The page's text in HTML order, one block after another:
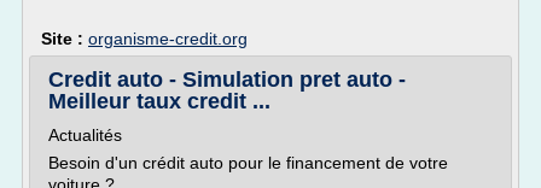
Site : organisme-credit.org
Credit auto - Simulation pret auto -
Meilleur taux credit ...
Actualités
Besoin d'un crédit auto pour le financement de votre